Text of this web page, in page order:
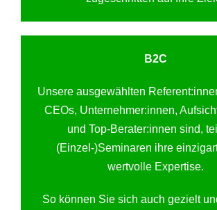
B2C
Unsere ausgewählten
CEOs, Unternehmer:innen,
und Top-Berater:innen sind,
(Einzel-)Seminaren ihre
wertvolle Expertise.
So können Sie sich auch gezielt